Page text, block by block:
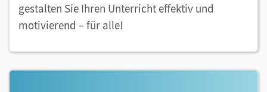
gestalten Sie Ihren Unterricht effektiv und
motivierend – für alle!